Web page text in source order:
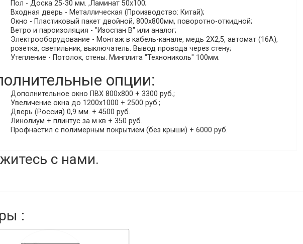
Пол - Доска 25-30 мм. ,Ламинат 50х100;
Входная дверь - Металлическая (Производство: Китай);
Окно - Пластиковый пакет двойной, 800х800мм, поворотно-откидной;
Ветро и пароизоляция - "Изоспан В" или аналог;
Электрооборудование - Монтаж в кабель-канале, медь 2Х2,5, автомат (16А),
розетка, светильник, выключатель. Вывод провода через стену;
Утепление - Потолок, стены. Минплита "Технониколь" 100мм.
опции:
Дополнительное окно ПВХ 800х800 + 3300 руб.;
Увеличение окна до 1200х1000 + 2500 руб.;
Дверь (Россия) 0,9 мм. + 4500 руб.
Линолиум + плинтус за м.кв + 350 руб.
Профнастил с полимерным покрытием (без крыши) + 6000 руб.
с нами.
: